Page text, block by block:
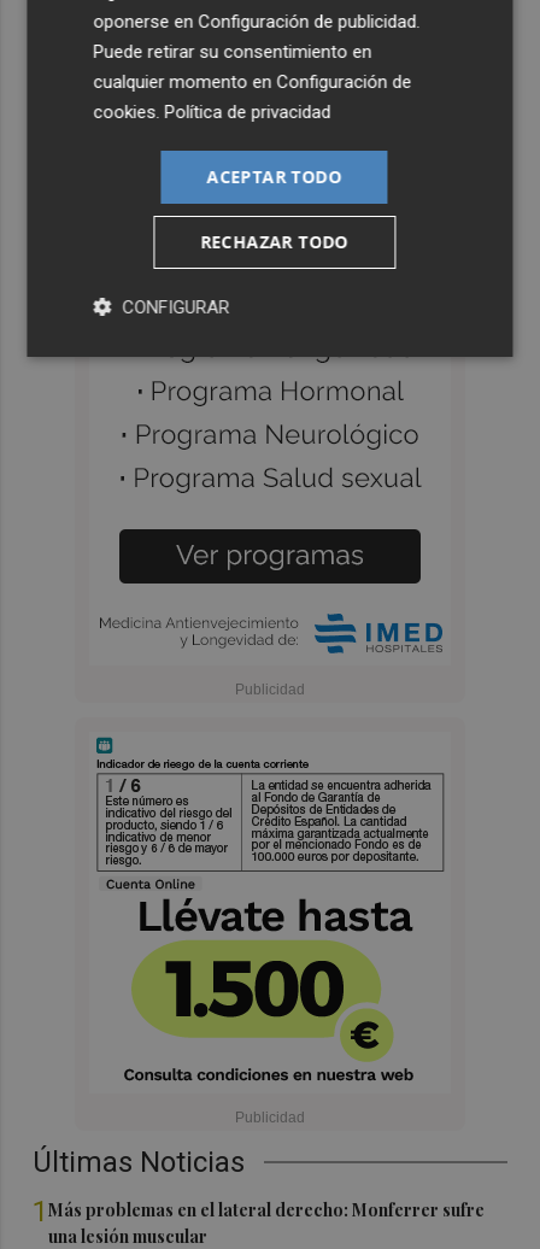
Últimas Noticias
1Más problemas en el lateral derecho: Monferrer sufre
una lesión muscular
oponerse enConfiguración de publicidad
Puede retirar su consentimiento en
cualquier momento enConfiguración de
cookies .Política de privacidad
ACEPTAR TODO
RECHAZAR TODO
CONFIGURAR